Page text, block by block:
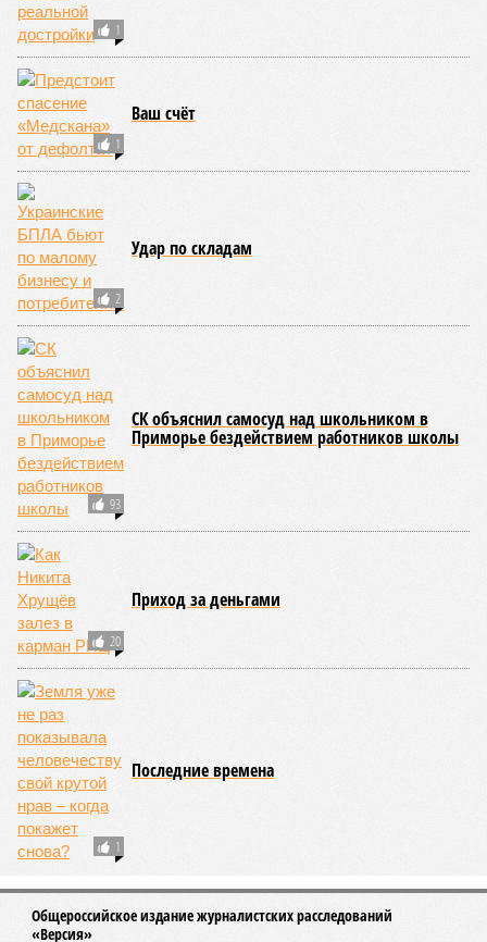
«Бронзу» получают извержения супервулканов – «Наша
Версия» уже
окончательно проснётся знаменитый Йеллоустоун. Это
грозит не только уничтожением части Соединённых
Штатов, но и общепланетарной катастрофой вплоть до
возникновения «вулканической зимы». Флегрейские поля в
Италии, кстати, тоже не стоит сбрасывать со счетов. Равно
как и многие другие до поры спящие вулканические
районы.
Невидимый убийца
Упоминают эксперты и жару вкупе с засухой и
следующими отсюда лесными пожарами. Тут в группе
риска запад США, юг Европы, Австралия, Ближний Восток,
а также некоторые районы Бразилии и Африки к югу от
Сахары. Леса начинают гореть всё чаще и чаще,
достаточно посмотреть общемировую статистику; сотни
тысяч людей остаются без крова, десятки тысяч – гибнут.
Но проблема не только в этом. Проблема ещё и в том, что
огонь уничтожает лесную экосистему, сельское хозяйство
и кропотливо созданную человеком инфраструктуру.
Учитывая то, что пожары начинают становиться чуть ли не
ежегодной реальностью на фоне глобального потепления,
год за годом их будет всё больше, и здесь уже среди
прочего в большой опасности Европа. Небывалая жара,
зафиксированная в этом и прошлом годах в Италии и во
Франции, тому лучшее подтверждение.
Есть в перечне A-Z Animals и экзотика, впрочем, не менее
смертоносная. Это, в частности, «лимнические
извержения», о которых мало кто слышал. Речь идёт о
явлениях, когда большое количество углекислого газа
внезапно вырывается из глубин озёр, образуя невидимое
удушающее газовое облако, которое безжалостно убивает
людей и животных. Катастрофа на озере Ньос в Камеруне
в 1986 году остаётся одним из наиболее чудовищных
примеров: более 1700 человек и тысячи голов скота
близлежащие деревни.
И здесь мы плавно подходим к тому, чем все эти